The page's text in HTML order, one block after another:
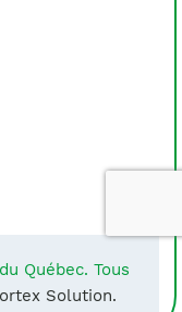
Québec. Tous
Solution.